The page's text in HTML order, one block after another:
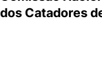
dos Catadores